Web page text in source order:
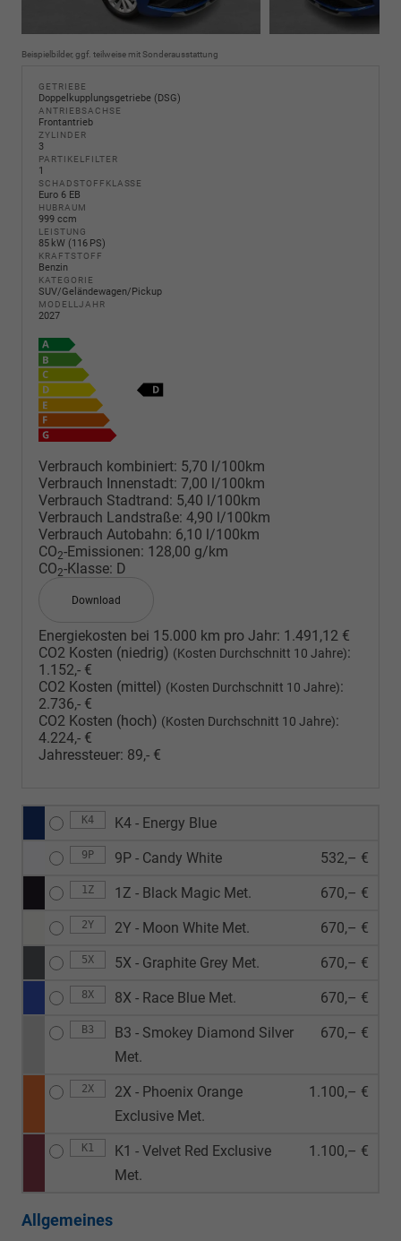
Beispielbilder, ggf. teilweise mit Sonderausstattung
GETRIEBE
Doppelkupplungsgetriebe (DSG)
ANTRIEBSACHSE
Frontantrieb
ZYLINDER
3
PARTIKELFILTER
1
SCHADSTOFFKLASSE
Euro 6 EB
HUBRAUM
999 ccm
LEISTUNG
85 kW (116 PS)
KRAFTSTOFF
Benzin
KATEGORIE
SUV/Geländewagen/Pickup
MODELLJAHR
2027
Verbrauch kombiniert: 5,70 l/100km
Verbrauch Innenstadt: 7,00 l/100km
Verbrauch Stadtrand: 5,40 l/100km
Verbrauch Landstraße: 4,90 l/100km
Verbrauch Autobahn: 6,10 l/100km
CO2-Emissionen: 128,00 g/km
CO2-Klasse: D
Download
Energiekosten bei 15.000 km pro Jahr: 1.491,12 €
CO2 Kosten (niedrig) (Kosten Durchschnitt 10 Jahre):
1.152,- €
CO2 Kosten (mittel) (Kosten Durchschnitt 10 Jahre):
2.736,- €
CO2 Kosten (hoch) (Kosten Durchschnitt 10 Jahre):
4.224,- €
Jahressteuer: 89,- €
K4 K4 - Energy Blue
9P 9P - Candy White 532,– €
1Z 1Z - Black Magic Met. 670,– €
2Y 2Y - Moon White Met. 670,– €
5X 5X - Graphite Grey Met. 670,– €
8X 8X - Race Blue Met. 670,– €
B3
B3 - Smokey Diamond Silver
Met.
670,– €
2X
2X - Phoenix Orange
Exclusive Met.
1.100,– €
K1
K1 - Velvet Red Exclusive
Met.
1.100,– €
Allgemeines